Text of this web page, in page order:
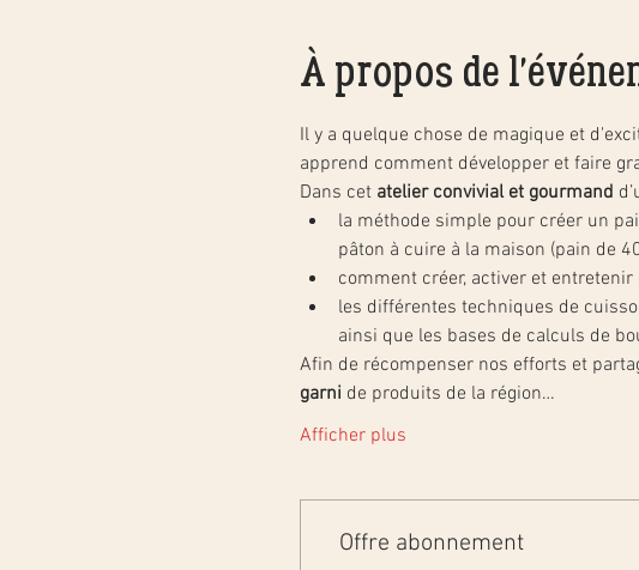
À propos de
Il y a quelque chose de magique et
apprend comment développer et faire
Dans cet atelier convivial et gourmand
la méthode simple pour créer un
pâton à cuire à la maison (pain de
comment créer, activer et
les différentes techniques de
ainsi que les bases de calculs de
Afin de récompenser nos efforts et
garni de produits de la région…
Afficher plus
Offre abonnement